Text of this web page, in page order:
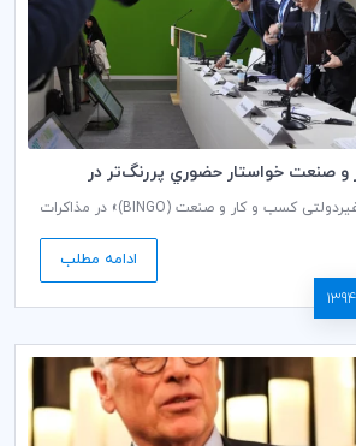
صنعت خواستار حضوري پررنگ‌تر در
موسسين «سازمان‌های غیردولتی كسب و كار و صنعت (BINGO)» در مذاكرات
ايجاد وظيفه‌اي معين و تعريف شده برايادامه مطلب